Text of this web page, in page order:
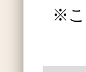
※こ